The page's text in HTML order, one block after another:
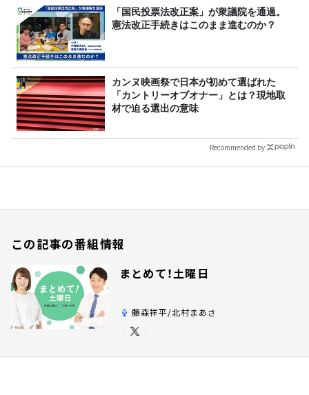
「国民投票法改正案」が衆議院を通過。
憲法改正手続きはこのまま進むのか？
カンヌ映画祭で日本が初めて選ばれた
「カントリーオブオナー」とは？現地取
材で迫る選出の意味
Recommended by
この記事の番組情報
まとめて！土曜日
藤森祥平/北村まあさ